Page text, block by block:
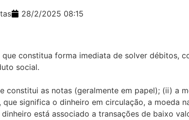
28/2/2025 08:15
constitua forma imediata de solver débitos,
social.
as notas (geralmente em papel); (ii) a
significa o dinheiro em circulação, a moeda
está associado a transações de baixo